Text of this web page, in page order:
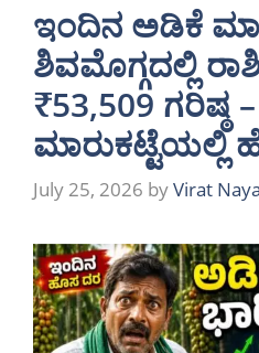
ಇಂದಿನ ಅಡಿಕೆ
ಶಿವಮೊಗ್ಗದಲ್ಲಿ
₹53,509 ಗರಿಷ್ಠ
ಮಾರುಕಟ್ಟೆಯಲ್ಲಿ
July 25, 2026 byVirat